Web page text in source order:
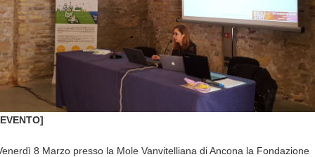
8 Marzo presso la Mole Vanvitelliana di Ancona la Fondazione